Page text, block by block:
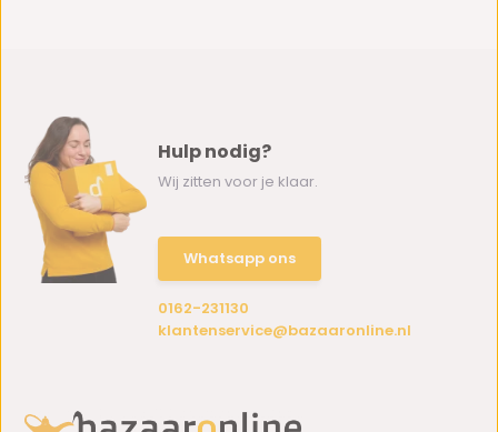
Hulp nodig?
Wij zitten voor je klaar.
Whatsapp ons
0162-231130
klantenservice@bazaaronline.nl